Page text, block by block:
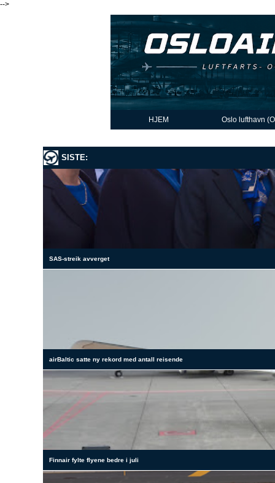
-->
HJEM Oslo lufthavn
SISTE:
SAS-streik avverget
airBaltic satte ny rekord med antall reisende
Finnair fylte flyene bedre i juli